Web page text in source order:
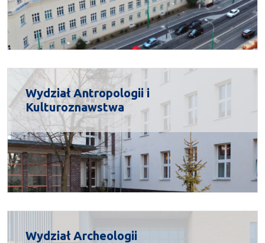
Wydział Antropologii i
Kulturoznawstwa
Wydział Archeologii